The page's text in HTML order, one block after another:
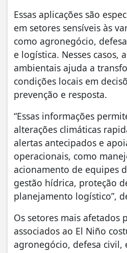
Essas aplicações são
em setores sensíveis às
como agronegócio,
e logística. Nesses casos,
ambientais ajuda a
condições locais em
prevenção e resposta.
“Essas informações
alterações climáticas
alertas antecipados e
operacionais, como
acionamento de equipes
gestão hídrica, proteção
planejamento logístico”,
Os setores mais afetados
associados ao El Niño
agronegócio, defesa civil,